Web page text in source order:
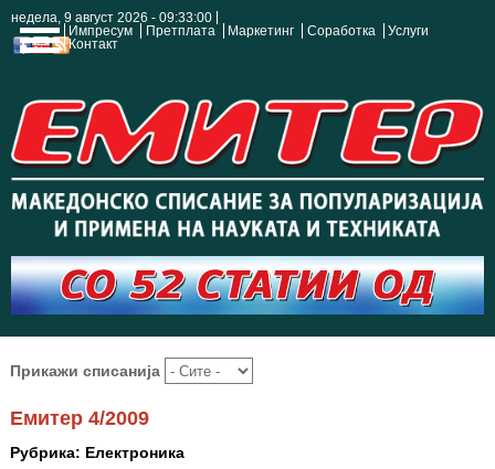
недела, 9 август 2026 - 09:33:01
Импресум
Претплата Маркетинг Соработка
Услуги
Контакт
Прикажи списанија
Емитер 4/2009
Рубрика: Електроника